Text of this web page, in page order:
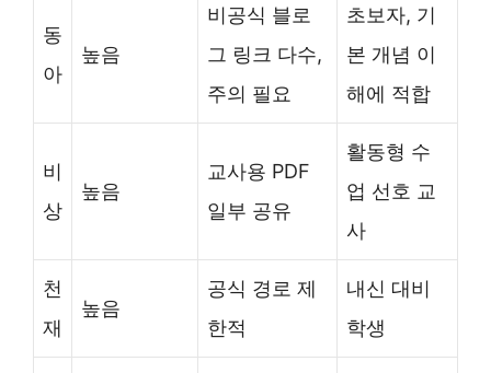
동
아
높음
비공식 블로
그 링크 다수,
주의 필요
초보자, 기
본 개념 이
해에 적합
비
상
높음
교사용 PDF
일부 공유
활동형 수
업 선호 교
사
천
재
높음
공식 경로 제
한적
내신 대비
학생